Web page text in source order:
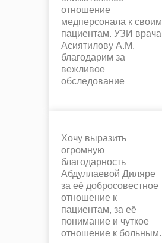
отношение
медперсонала к своим
пациентам. УЗИ врача
Асиятилову А.М.
благодарим за
вежливое
обследование
Хочу выразить
огромную
благодарность
Абдуллаевой Диляре
за её добросовестное
отношение к
пациентам, за её
понимание и чуткое
отношение к больным.